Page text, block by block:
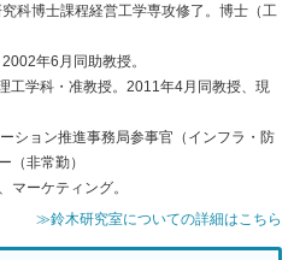
科博士課程経営工学専攻修了。博士（工
年6月同助教授。
工学科・准教授。2011年4月同教授、現
ション推進事務局参事官（インフラ・防
（非常勤）
マーケティング。
≫鈴木研究室についての詳細はこちら